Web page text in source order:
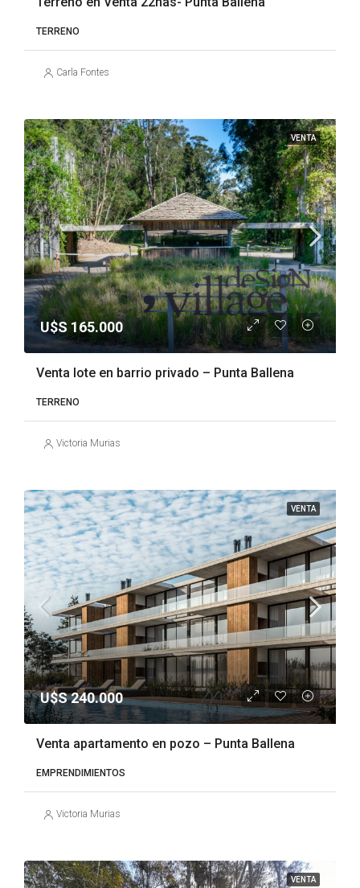
TERRENO
Carla Fontes
VENTA
U$S 165.000
Venta lote en barrio privado – Punta Ballena
TERRENO
Victoria Murias
VENTA
U$S 240.000
Venta apartamento en pozo – Punta Ballena
EMPRENDIMIENTOS
Victoria Murias
VENTA